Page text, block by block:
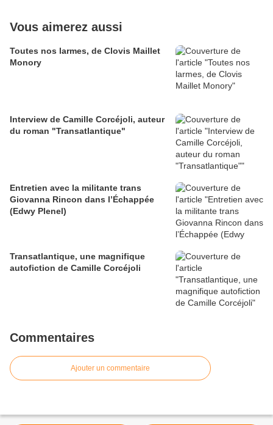
Vous aimerez aussi
Toutes nos larmes, de Clovis Maillet
Monory
Interview de Camille Corcéjoli, auteur
du roman "Transatlantique"
Entretien avec la militante trans
Giovanna Rincon dans l’Échappée
(Edwy Plenel)
Transatlantique, une magnifique
autofiction de Camille Corcéjoli
Commentaires
Ajouter un commentaire